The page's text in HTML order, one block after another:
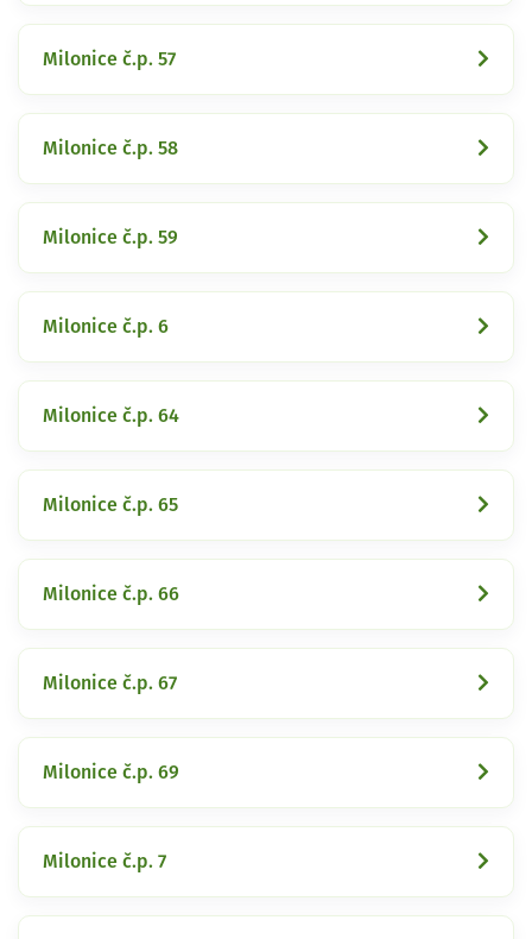
Milonice č.p. 57
Milonice č.p. 58
Milonice č.p. 59
Milonice č.p. 6
Milonice č.p. 64
Milonice č.p. 65
Milonice č.p. 66
Milonice č.p. 67
Milonice č.p. 69
Milonice č.p. 7